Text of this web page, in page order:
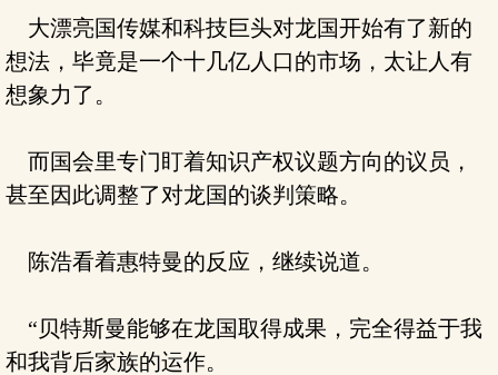
大漂亮国传媒和科技巨头对龙国开始有了新的
想法，毕竟是一个十几亿人口的市场，太让人有
想象力了。
而国会里专门盯着知识产权议题方向的议员，
甚至因此调整了对龙国的谈判策略。
陈浩看着惠特曼的反应，继续说道。
“贝特斯曼能够在龙国取得成果，完全得益于我
和我背后家族的运作。